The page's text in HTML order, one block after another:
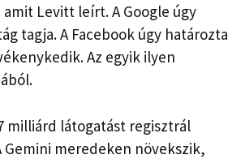
Levitt leírt. A Google úgy
tagja. A Facebook úgy határozta
Az egyik ilyen
milliárd látogatást regisztrál
meredeken növekszik,